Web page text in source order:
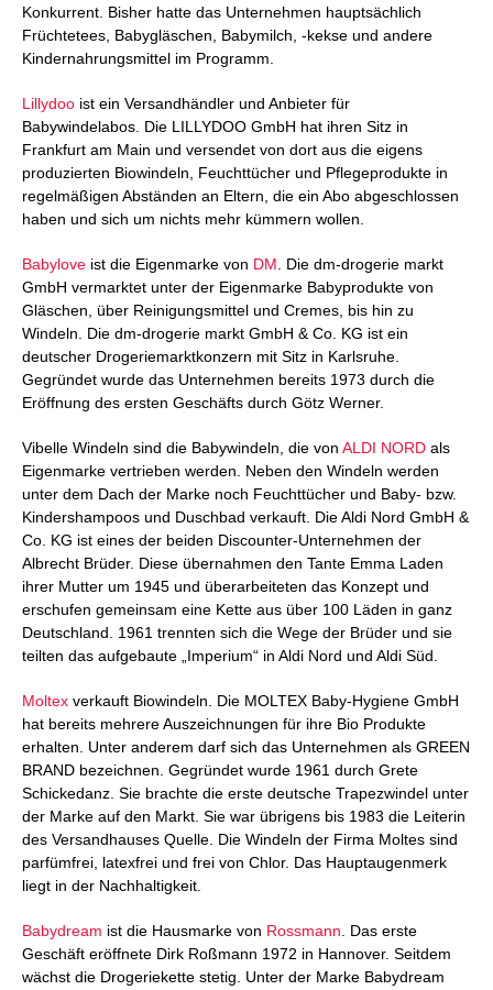
Konkurrent. Bisher hatte das Unternehmen hauptsächlich
Früchtetees, Babygläschen, Babymilch, -kekse und andere
Kindernahrungsmittel im Programm.
Lillydoo ist ein Versandhändler und Anbieter für
Babywindelabos. Die LILLYDOO GmbH hat ihren Sitz in
Frankfurt am Main und versendet von dort aus die eigens
produzierten Biowindeln, Feuchttücher und Pflegeprodukte in
regelmäßigen Abständen an Eltern, die ein Abo abgeschlossen
haben und sich um nichts mehr kümmern wollen.
Babylove ist die Eigenmarke von DM . Die dm-drogerie markt
GmbH vermarktet unter der Eigenmarke Babyprodukte von
Gläschen, über Reinigungsmittel und Cremes, bis hin zu
Windeln. Die dm-drogerie markt GmbH & Co. KG ist ein
deutscher Drogeriemarktkonzern mit Sitz in Karlsruhe.
Gegründet wurde das Unternehmen bereits 1973 durch die
Eröffnung des ersten Geschäfts durch Götz Werner.
Vibelle Windeln sind die Babywindeln, die von ALDI NORD als
Eigenmarke vertrieben werden. Neben den Windeln werden
unter dem Dach der Marke noch Feuchttücher und Baby- bzw.
Kindershampoos und Duschbad verkauft. Die Aldi Nord GmbH &
Co. KG ist eines der beiden Discounter-Unternehmen der
Albrecht Brüder. Diese übernahmen den Tante Emma Laden
ihrer Mutter um 1945 und überarbeiteten das Konzept und
erschufen gemeinsam eine Kette aus über 100 Läden in ganz
Deutschland. 1961 trennten sich die Wege der Brüder und sie
teilten das aufgebaute „Imperium“ in Aldi Nord und Aldi Süd.
Moltex verkauft Biowindeln. Die MOLTEX Baby-Hygiene GmbH
hat bereits mehrere Auszeichnungen für ihre Bio Produkte
erhalten. Unter anderem darf sich das Unternehmen als GREEN
BRAND bezeichnen. Gegründet wurde 1961 durch Grete
Schickedanz. Sie brachte die erste deutsche Trapezwindel unter
der Marke auf den Markt. Sie war übrigens bis 1983 die Leiterin
des Versandhauses Quelle. Die Windeln der Firma Moltes sind
parfümfrei, latexfrei und frei von Chlor. Das Hauptaugenmerk
liegt in der Nachhaltigkeit.
Babydream ist die Hausmarke von Rossmann . Das erste
Geschäft eröffnete Dirk Roßmann 1972 in Hannover. Seitdem
wächst die Drogeriekette stetig. Unter der Marke Babydream